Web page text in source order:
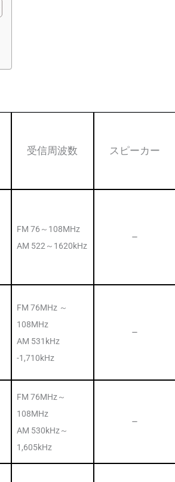
受信周波数 スピーカー
FM 76～108MHz
AM 522～1620kHz
–
FM 76MHz ～
108MHz
AM 531kHz
-1,710kHz
–
FM 76MHz～
108MHz
AM 530kHz～
1,605kHz
–